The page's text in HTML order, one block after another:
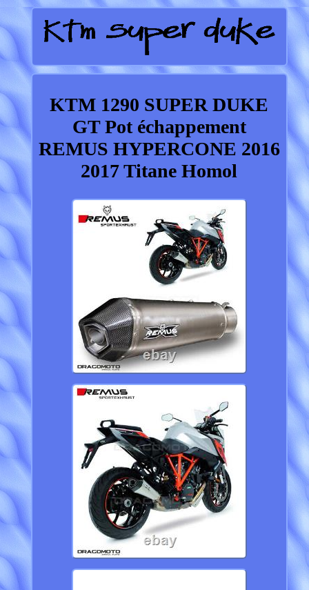
KTM 1290 SUPER DUKE
GT Pot échappement
REMUS HYPERCONE 2016
2017 Titane Homol